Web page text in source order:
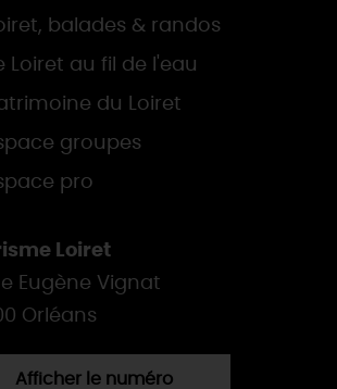
balades & randos
Loiret au fil de l'eau
du Loiret
groupes
pro
Loiret
Eugène Vignat
Orléans
Afficher le numéro